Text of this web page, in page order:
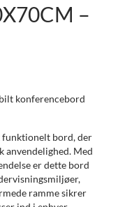
–
konferencebord
funktionelt bord, der
anvendelighed. Med
er dette bord
ramme sikrer